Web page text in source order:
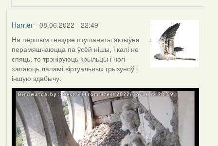
Harrier- 08.06.2022 - 22:49
На першым гняздзе птушаняты актыўна
перамяшчаюцца па ўсёй нішы, і калі не
спяць, то трэніруюць крыльцы і ногі -
хапаюць лапамі віртуальных грызуноў і
іншую здабычу.